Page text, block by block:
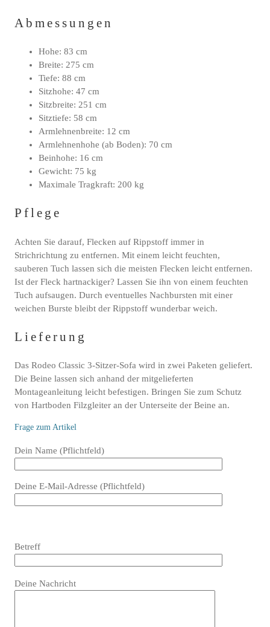
Abmessungen
Hohe: 83 cm
Breite: 275 cm
Tiefe: 88 cm
Sitzhohe: 47 cm
Sitzbreite: 251 cm
Sitztiefe: 58 cm
Armlehnenbreite: 12 cm
Armlehnenhohe (ab Boden): 70 cm
Beinhohe: 16 cm
Gewicht: 75 kg
Maximale Tragkraft: 200 kg
Pflege
Achten Sie darauf, Flecken auf Rippstoff immer in
Strichrichtung zu entfernen. Mit einem leicht feuchten,
sauberen Tuch lassen sich die meisten Flecken leicht entfernen.
Ist der Fleck hartnackiger? Lassen Sie ihn von einem feuchten
Tuch aufsaugen. Durch eventuelles Nachbursten mit einer
weichen Burste bleibt der Rippstoff wunderbar weich.
Lieferung
Das Rodeo Classic 3-Sitzer-Sofa wird in zwei Paketen geliefert.
Die Beine lassen sich anhand der mitgelieferten
Montageanleitung leicht befestigen. Bringen Sie zum Schutz
von Hartboden Filzgleiter an der Unterseite der Beine an.
Frage zum Artikel
Bitte
Feld
leer.
Dein Name (Pflichtfeld)
Deine E-Mail-Adresse (Pflichtfeld)
dieses
lasse
dieses
leer.
Betreff
lasse
Deine Nachricht